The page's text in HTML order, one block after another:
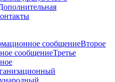
сообщениеВторое
сообщениеТретье